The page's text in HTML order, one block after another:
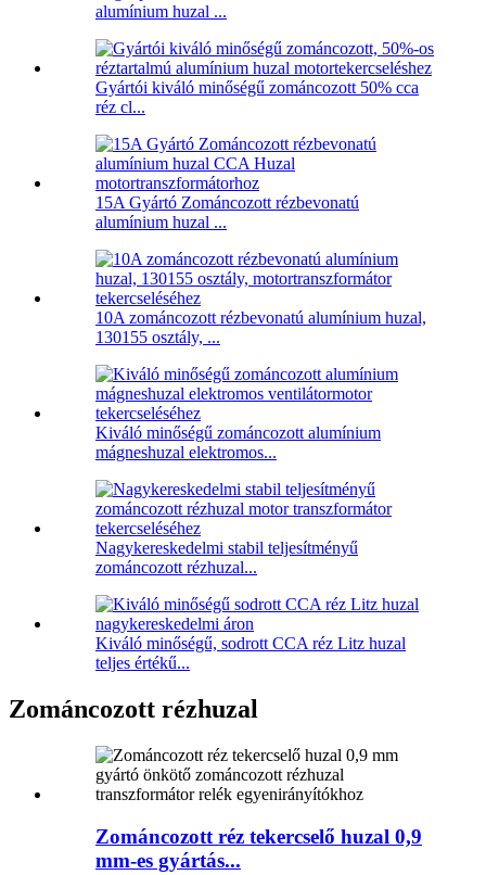
alumínium huzal ...
Gyártói kiváló minőségű zománcozott 50% cca
réz cl...
15A Gyártó Zománcozott rézbevonatú
alumínium huzal ...
10A zománcozott rézbevonatú alumínium huzal,
130155 osztály, ...
Kiváló minőségű zománcozott alumínium
mágneshuzal elektromos...
Nagykereskedelmi stabil teljesítményű
zománcozott rézhuzal...
Kiváló minőségű, sodrott CCA réz Litz huzal
teljes értékű...
Zománcozott rézhuzal
Zománcozott réz tekercselő huzal 0,9
mm-es gyártás...